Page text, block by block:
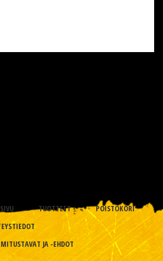
TUOTTEET
POISTOKORI
JA -EHDOT